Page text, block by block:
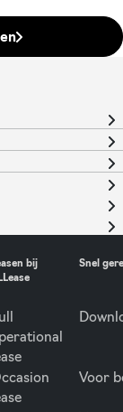
bij
Snel
Voor